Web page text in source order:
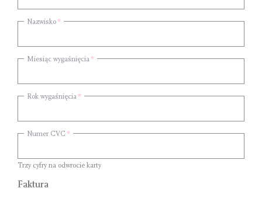
Nazwisko
Miesiąc wygaśnięcia
Rok wygaśnięcia
Numer CVC
Trzy cyfry na odwrocie karty
Faktura